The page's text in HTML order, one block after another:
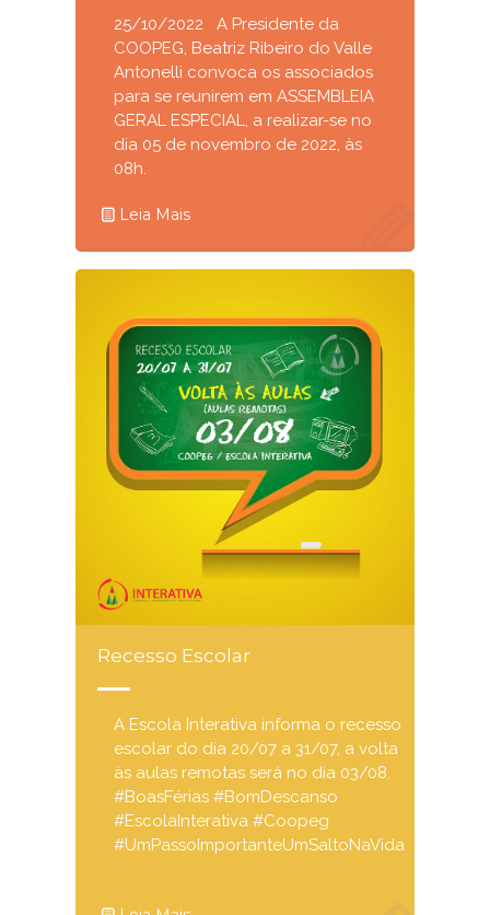
25/10/2022 A Presidente da
COOPEG, Beatriz Ribeiro do Valle
Antonelli convoca os associados
para se reunirem em ASSEMBLEIA
GERAL ESPECIAL, a realizar-se no
dia 05 de novembro de 2022, às
08h.
Leia Mais
Recesso Escolar
A Escola Interativa informa o recesso
escolar do dia 20/07 a 31/07, a volta
às aulas remotas será no dia 03/08.
#BoasFérias #BomDescanso
#EscolaInterativa #Coopeg
#UmPassoImportanteUmSaltoNaVida